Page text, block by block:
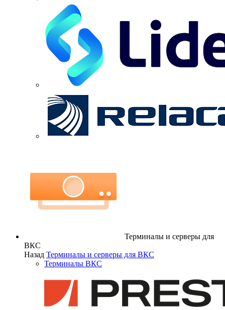
Терминалы и серверы для
ВКС
Назад Терминалы и серверы для ВКС
Терминалы ВКС